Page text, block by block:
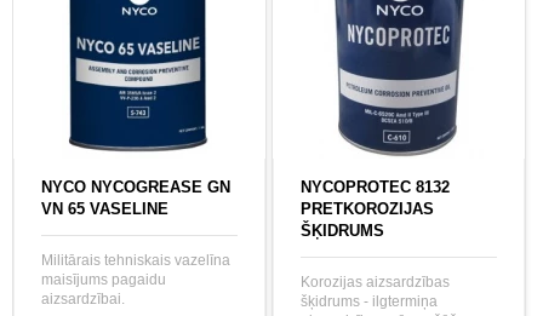
NYCO NYCOGREASE GN
VN 65 VASELINE
Militārais tehniskais vazelīna
maisījums pagaidu
aizsardzībai.
NYCOPROTEC 8132
PRETKOROZIJAS
ŠĶIDRUMS
Korozijas aizsardzības
šķidrums - ilgtermiņa